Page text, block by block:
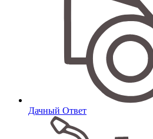
Дачный Ответ